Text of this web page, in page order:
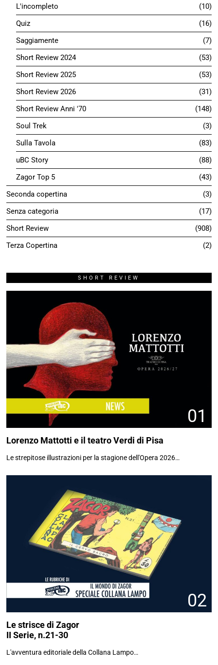
L'incompleto
10
Quiz
16
Saggiamente
7
Short Review 2024
53
Short Review 2025
53
Short Review 2026
31
Short Review Anni '70
148
Soul Trek
3
Sulla Tavola
83
uBC Story
88
Zagor Top 5
43
Seconda copertina
3
Senza categoria
17
Short Review
908
Terza Copertina
2
SHORT REVIEW
01
Lorenzo Mattotti e il teatro Verdi di Pisa
Le strepitose illustrazioni per la stagione dell'Opera 2026…
02
Le strisce di Zagor
II Serie, n.21-30
L'avventura editoriale della Collana Lampo…